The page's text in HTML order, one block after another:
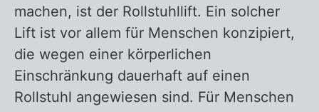
machen, ist der Rollstuhllift. Ein solcher
Lift ist vor allem für Menschen konzipiert,
die wegen einer körperlichen
Einschränkung dauerhaft auf einen
Rollstuhl angewiesen sind. Für Menschen